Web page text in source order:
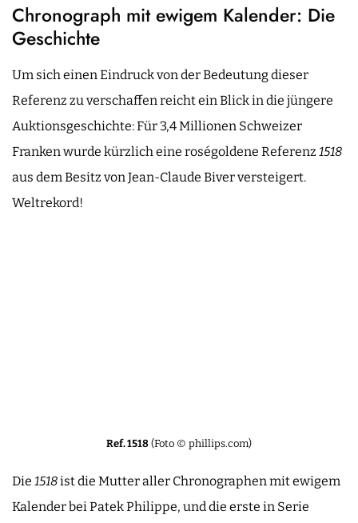
Chronograph mit ewigem Kalender: Die
Geschichte
Um sich einen Eindruck von der Bedeutung dieser
Referenz zu verschaffen reicht ein Blick in die jüngere
Auktionsgeschichte: Für 3,4 Millionen Schweizer
Franken wurde kürzlich eine roségoldene Referenz 1518
aus dem Besitz von Jean-Claude Biver versteigert.
Weltrekord!
Ref. 1518 (Foto © phillips.com)
Die 1518ist die Mutter aller Chronographen mit ewigem
Kalender bei Patek Philippe, und die erste in Serie